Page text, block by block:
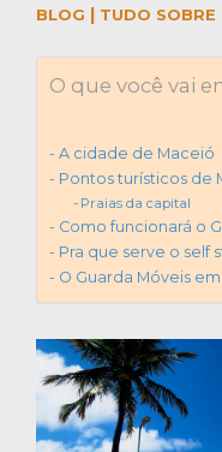
BLOG | TUDO SOBRE
O que você vai
A cidade de Maceió
Pontos turísticos de
Praias da capital
Como funcionará o
Pra que serve o self
O Guarda Móveis